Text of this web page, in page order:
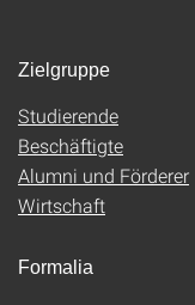
Zielgruppe
Studierende
Beschäftigte
Alumni und Förderer
Wirtschaft
Formalia